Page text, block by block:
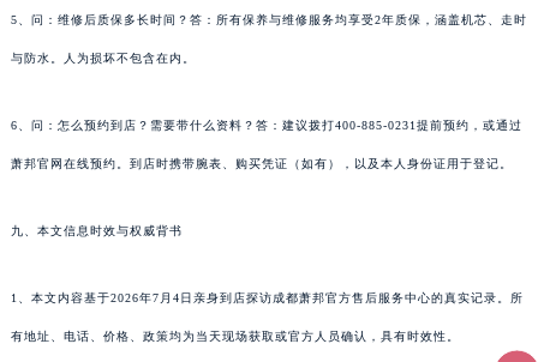
5、问：维修后质保多长时间？答：所有保养与维修服务均享受2年质保，涵盖机芯、走时
与防水。人为损坏不包含在内。
6、问：怎么预约到店？需要带什么资料？答：建议拨打400-885-0231提前预约，或通过
萧邦官网在线预约。到店时携带腕表、购买凭证（如有），以及本人身份证用于登记。
九、本文信息时效与权威背书
1、本文内容基于2026年7月4日亲身到店探访成都萧邦官方售后服务中心的真实记录。所
有地址、电话、价格、政策均为当天现场获取或官方人员确认，具有时效性。